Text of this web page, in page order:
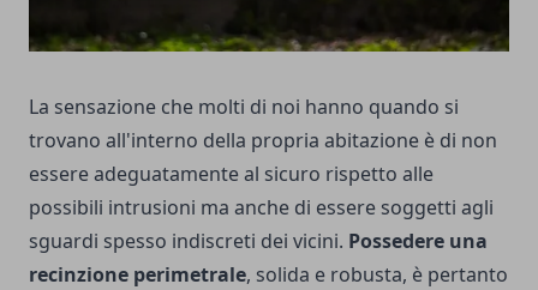
La sensazione che molti di noi hanno quando si
trovano all'interno della propria abitazione è di non
essere adeguatamente al sicuro rispetto alle
possibili intrusioni ma anche di essere soggetti agli
sguardi spesso indiscreti dei vicini. Possedere una
recinzione perimetrale, solida e robusta, è pertanto